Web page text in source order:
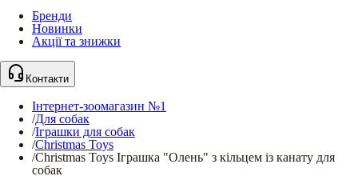
Бренди
Новинки
Акції та знижки
Контакти
Інтернет-зоомагазин №1
/Для собак
/Іграшки для собак
/Christmas Toys
/Christmas Toys Іграшка "Олень" з кільцем із канату для
собак